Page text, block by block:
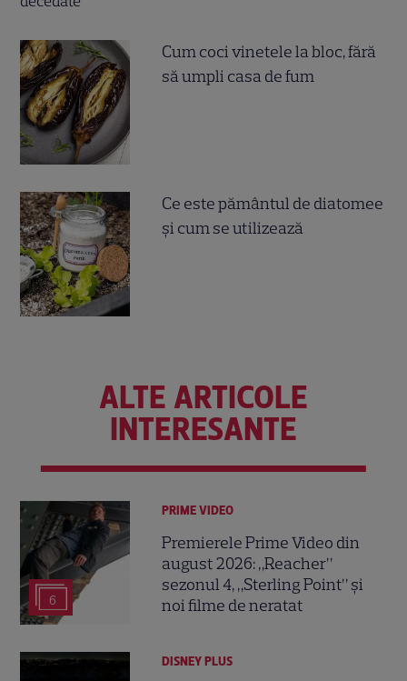
Cum coci vinetele la bloc, fără
să umpli casa de fum
Ce este pământul de diatomee
și cum se utilizează
ALTE ARTICOLE
INTERESANTE
6
PRIME VIDEO
Premierele Prime Video din
august 2026: „Reacher”
sezonul 4, „Sterling Point” și
noi filme de neratat
DISNEY PLUS